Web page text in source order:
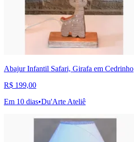
Abajur Infantil Safari, Girafa em Cedrinho
R$ 199,00
Em 10 dias•Du'Arte Ateliê